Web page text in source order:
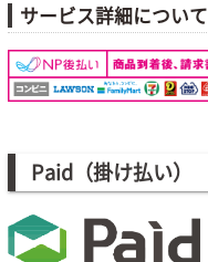
サービス詳細について
Paid（掛け払い）